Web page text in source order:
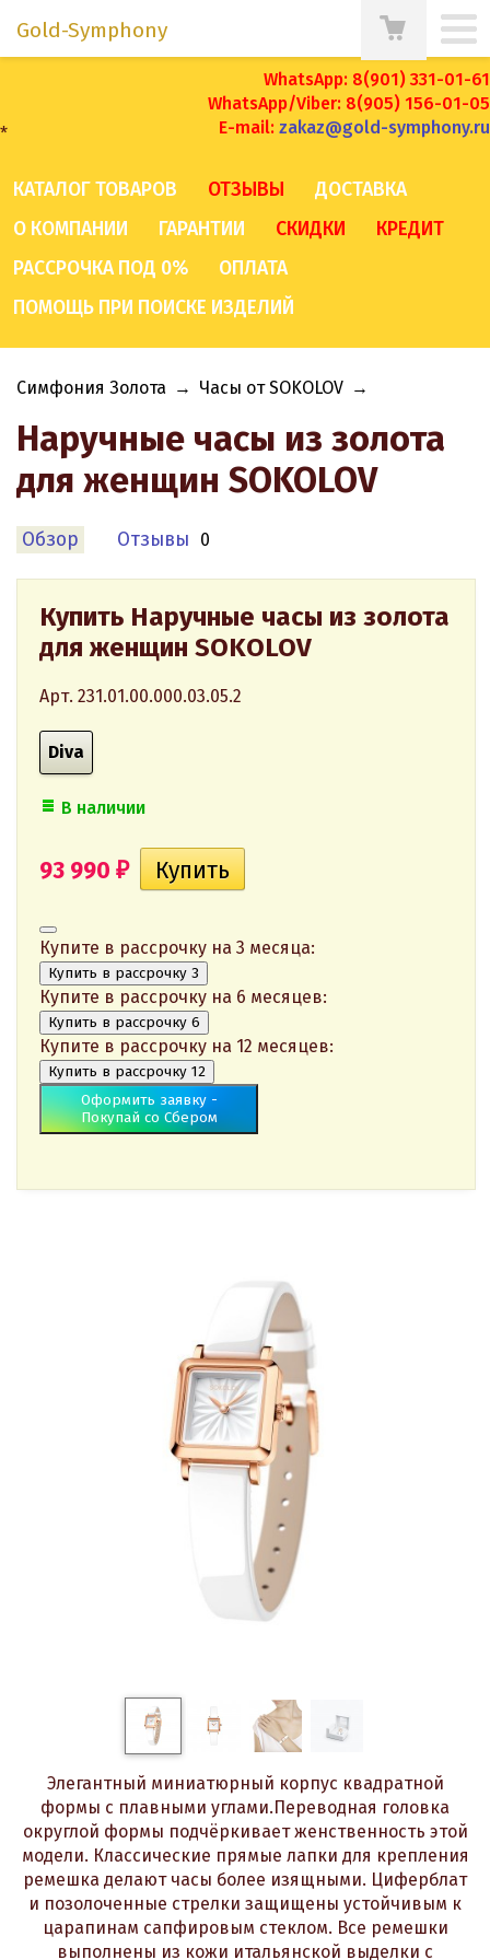
WhatsApp: 8(901) 331-01-61
WhatsApp/Viber: 8(905) 156-01-05
E-mail: zakaz@gold-symphony.ru
*
Gold-Symphony
КАТАЛОГ ТОВАРОВ ОТЗЫВЫ
ДОСТАВКА
О КОМПАНИИ
ГАРАНТИИ СКИДКИ
КРЕДИТ
РАССРОЧКА ПОД 0%
ОПЛАТА
ПОМОЩЬ ПРИ ПОИСКЕ ИЗДЕЛИЙ
Симфония Золота → Часы от SOKOLOV →
Наручные часы из золота
для женщин SOKOLOV
Обзор Отзывы 0
Купить Наручные часы из золота
для женщин SOKOLOV
Арт. 231.01.00.000.03.05.2
Diva
В наличии
93 990 ₽
Купите в рассрочку на 3 месяца:
Купить в рассрочку 3
Купите в рассрочку на 6 месяцев:
Купить в рассрочку 6
Купите в рассрочку на 12 месяцев:
Купить в рассрочку 12
Оформить заявку -
Покупай со Сбером
Элегантный миниатюрный корпус квадратной
формы с плавными углами.Переводная головка
округлой формы подчёркивает женственность этой
модели. Классические прямые лапки для крепления
ремешка делают часы более изящными. Циферблат
и позолоченные стрелки защищены устойчивым к
царапинам сапфировым стеклом. Все ремешки
выполнены из кожи итальянской выделки с